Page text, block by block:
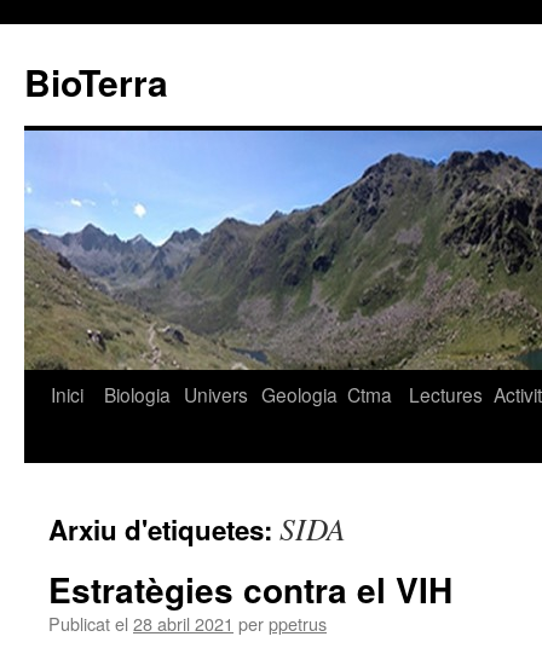
BioTerra
Vés
Inici Biologia Univers Geologia Ctma Lectures
Arxiu d'etiquetes: SIDA
Estratègies contra el VIH
Publicat el 28 abril 2021 perppetrus